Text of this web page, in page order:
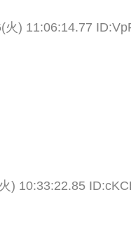
火) 11:06:14.77
) 10:33:22.85